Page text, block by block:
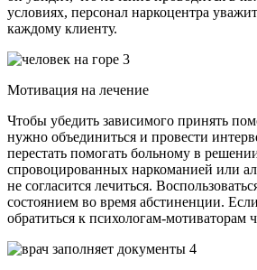
условиях, персонал наркоцентра
каждому клиенту.
3
Мотивация на лечение
Чтобы убедить зависимого принять
нужно объединиться и провести
перестать помогать больному в
спровоцированных наркоманией или
не согласится лечиться.
состоянием во время абстиненции.
обратиться к психологам-мотиваторам
4